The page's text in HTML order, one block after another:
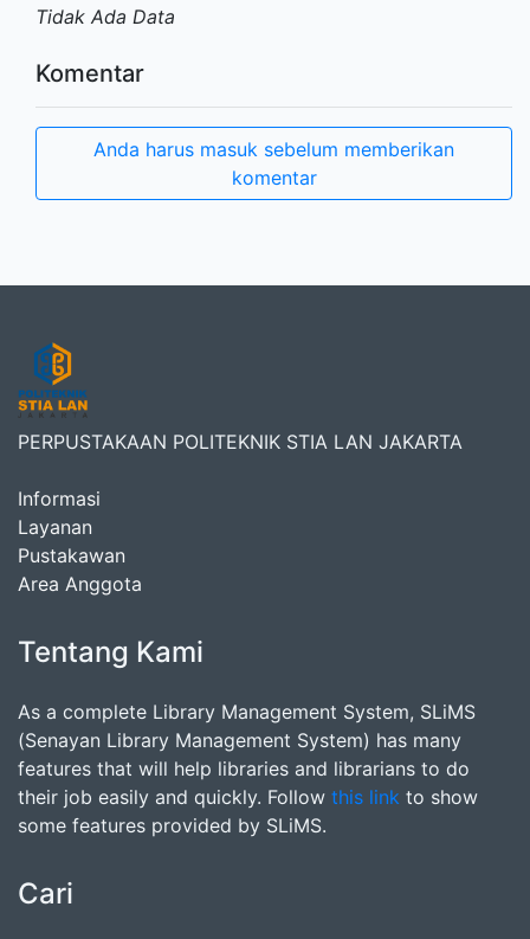
Tidak Ada Data
Komentar
Anda harus masuk sebelum memberikan
komentar
PERPUSTAKAAN POLITEKNIK STIA LAN JAKARTA
Informasi
Layanan
Pustakawan
Area Anggota
Tentang Kami
As a complete Library Management System, SLiMS
(Senayan Library Management System) has many
features that will help libraries and librarians to do
their job easily and quickly. Follow this link to show
some features provided by SLiMS.
Cari